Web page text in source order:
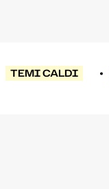
TEMI CALDI